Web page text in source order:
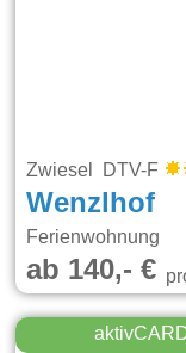
Zwiesel DTV-F
Wenzlhof
Ferienwohnung
ab 140,- €